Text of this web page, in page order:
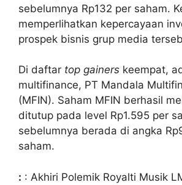
sebelumnya Rp132 per saham.
memperlihatkan kepercayaan
prospek bisnis grup media
Di daftar top gainers keempat,
multifinance, PT Mandala
(MFIN). Saham MFIN berhasil
ditutup pada level Rp1.595 per
sebelumnya berada di angka
saham.
: : Akhiri Polemik Royalti Musik